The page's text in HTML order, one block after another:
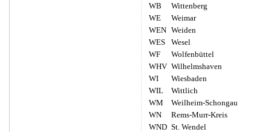
WB
Wittenberg
WE
Weimar
WEN Weiden
WES
Wesel
WF
Wolfenbüttel
WHV Wilhelmshaven
WI
Wiesbaden
WIL
Wittlich
WM
Weilheim-Schongau
WN
Rems-Murr-Kreis
WND St. Wendel